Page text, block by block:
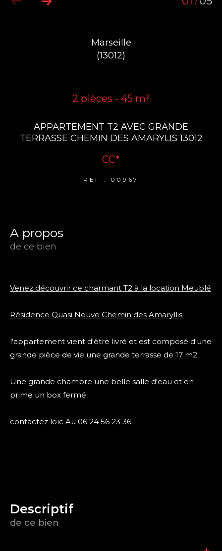
/
Marseille
(13012)
2 pièces - 45 m²
APPARTEMENT T2 AVEC GRANDE
TERRASSE CHEMIN DES AMARYLIS 13012
CC*
REF : 00967
a propos
de ce bien
Venez découvrir ce charmant T2 à la location Meublé
Résidence Quasi Neuve Chemin des Amaryllis
l'appartement vient d'être livré et est composé d'une
grande pièce de vie une grande terrasse de 17 m2
Une grande chambre une belle salle d'eau et en
prime un box fermé
contactez loïc Au 06 24 56 23 36
descriptif
de ce bien